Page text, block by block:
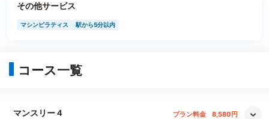
その他サービス
マシンピラティス 駅から5分以内
コース一覧
マンスリー４ プラン料金 8,580円